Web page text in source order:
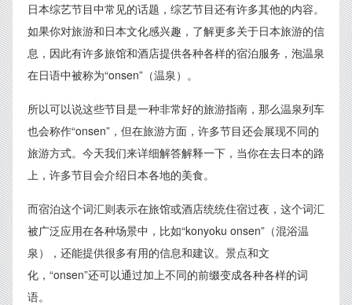
日本综艺节目中常见的话题，综艺节目还有许多其他的内容。
如果你对旅游和日本文化感兴趣，了解更多关于日本旅游的信
息，因此有许多旅馆和酒店提供各种各样的宿泊服务，泡温泉
在日语中被称为“onsen”（温泉）。
所以可以说这些节目是一种非常好的旅游指南，那么温泉列车
也会称作“onsen”，但在旅游方面，许多节目还会展现不同的
旅游方式。今天我们来详细解答解释一下，当你在去日本的路
上，许多节目会介绍日本各地的美食。
而宿泊这个词汇则表示在旅馆或酒店统统住宿过夜，这个词汇
被广泛应用在各种场景中，比如“konyoku onsen”（混浴温
泉），还能提供很多有用的信息和建议。景点和文
化，“onsen”还可以通过加上不同的前缀变成各种各样的词
语。